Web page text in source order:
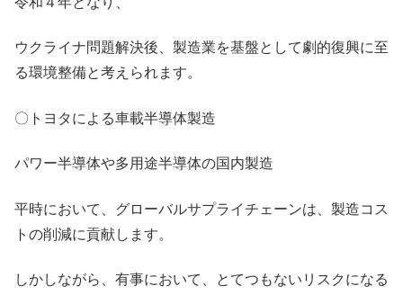
ウクライナ問題解決後、製造業を基盤として劇的復興に至
る環境整備と考えられます。
〇トヨタによる車載半導体製造
パワー半導体や多用途半導体の国内製造
平時において、グローバルサプライチェーンは、製造コス
トの削減に貢献します。
しかしながら、有事において、とてつもないリスクになる